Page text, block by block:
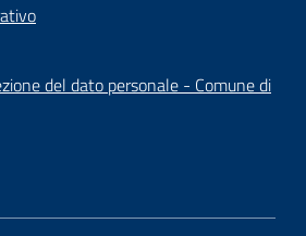
del dato personale - Comune di